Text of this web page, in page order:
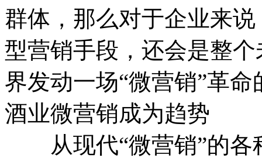
群体，那么对于企业来
型营销手段，还会是整
界发动一场“微营销”革命
酒业微营销成为趋势
从现代“微营销”的各